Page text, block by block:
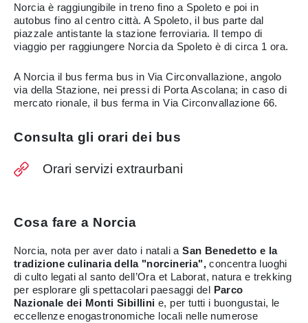
Norcia è raggiungibile in treno fino a Spoleto e poi in
autobus fino al centro città. A Spoleto, il bus parte dal
piazzale antistante la stazione ferroviaria. Il tempo di
viaggio per raggiungere Norcia da Spoleto è di circa 1 ora.
A Norcia il bus ferma bus in Via Circonvallazione, angolo
via della Stazione, nei pressi di Porta Ascolana; in caso di
mercato rionale, il bus ferma in Via Circonvallazione 66.
Consulta gli orari dei bus
Orari servizi extraurbani
Cosa fare a Norcia
Norcia, nota per aver dato i natali aSan Benedetto e la
tradizione culinaria della "norcineria", concentra luoghi
di culto legati al santo dell’Ora et Laborat, natura e trekking
per esplorare gli spettacolari paesaggi del Parco
Nazionale dei Monti Sibillini e, per tutti i buongustai, le
eccellenze enogastronomiche locali nelle numerose